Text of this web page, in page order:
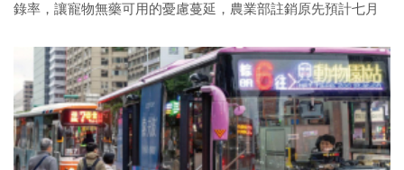
錄率，讓寵物無藥可用的憂慮蔓延，農業部註銷原先預計七月
善現有機制更務實。